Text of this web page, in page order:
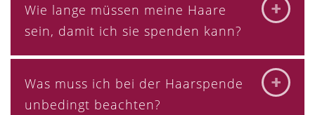
Wie lange müssen meine Haare
sein, damit ich sie spenden kann?
Was muss ich bei der Haarspende
unbedingt beachten?